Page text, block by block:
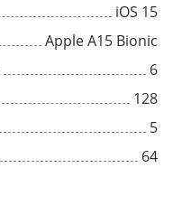
iOS 15
Apple A15 Bionic
6
128
5
64